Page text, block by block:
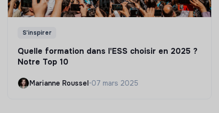
S'inspirer
Quelle formation dans l'ESS choisir en 2025 ?
Notre Top 10
Marianne Roussel•07 mars 2025